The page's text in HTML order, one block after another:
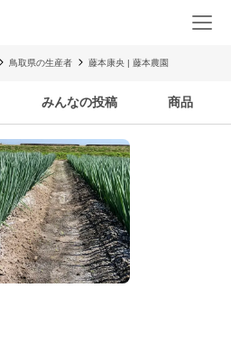
鳥取県の生産者 藤本康央 | 藤本農園
みんなの投稿 商品